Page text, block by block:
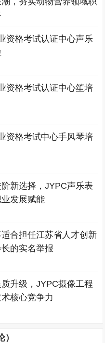
资格考试认证中心声乐
资格考试认证中心笙培
资格考试中心手风琴培
新选择，JYPC声乐表
发展赋能
合担任江苏省人才创新
的实名举报
升级，JYPC摄像工程
核心竞争力
）